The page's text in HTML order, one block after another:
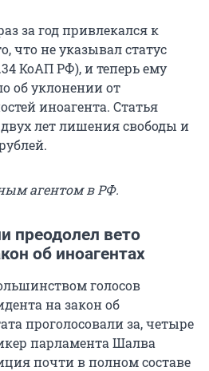
за год привлекался к
что не указывал статус
КоАП РФ), и теперь ему
об уклонении от
иноагента. Статья
лет лишения свободы и
агентом в РФ.
преодолел вето
об иноагентах
голосов
на закон об
проголосовали за, четыре
парламента Шалва
почти в полном составе